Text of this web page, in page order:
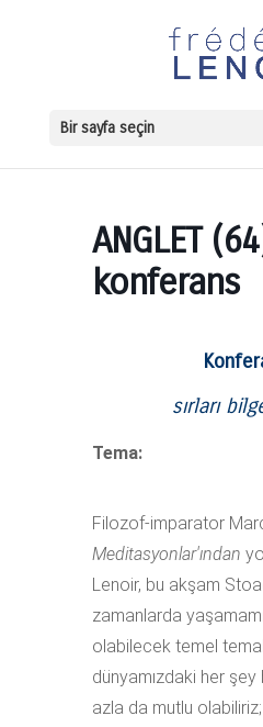
Bir sayfa seçin
ANGLET
konferans
sırları
Tema:
Filozof-imparator
Meditasyonlar'ından
Lenoir, bu akşam
zamanlarda
olabilecek temel
dünyamızdaki her şey
azla da mutlu